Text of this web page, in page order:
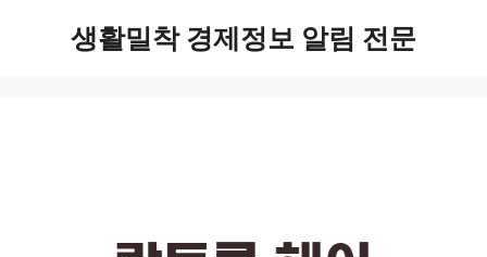
생활밀착 경제정보 알림 전문